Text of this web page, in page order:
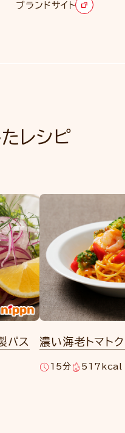
ブランドサイト
レシピ
パス
濃い海老トマト
15分 517kcal